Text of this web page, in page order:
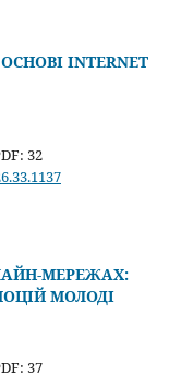
INTERNET
32
МЕРЕЖАХ:
МОЛОДІ
37